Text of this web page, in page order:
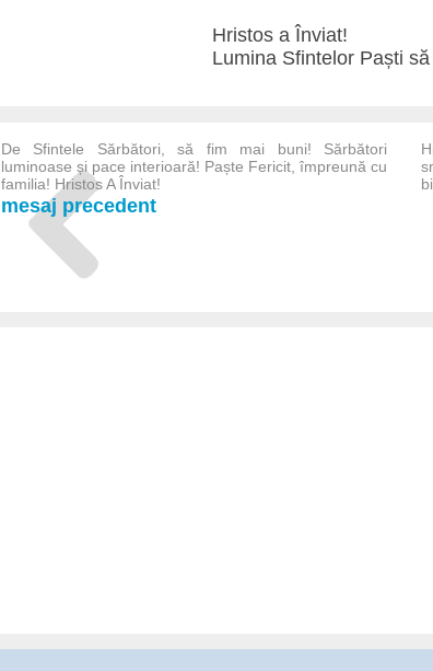
Hristos a Înviat!
Lumina Sfintelor Paști
De Sfintele Sărbători, să fim mai buni! Sărbători
luminoase și pace interioară! Paște Fericit, împreună cu
familia! Hristos A Înviat!
mesaj precedent